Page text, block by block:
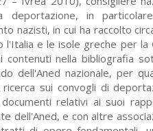
deportazione, in
nazisti, in cui ha raccolto
l'Italia e le isole greche per
contenuti nella bibliografia
dell'Aned nazionale, per
ricerca sui convogli di
relativi ai suoi
dell'Aned, e con altre